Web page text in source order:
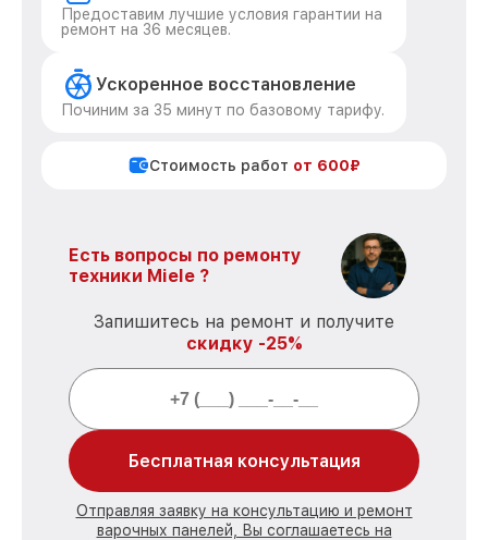
Предоставим лучшие условия гарантии на
ремонт на 36 месяцев.
Ускоренное восстановление
Починим за 35 минут по базовому тарифу.
Стоимость работ от 600₽
Есть вопросы по ремонту
техники Miele ?
Запишитесь на ремонт и получите
скидку -25%
Бесплатная консультация
Отправляя заявку на консультацию и ремонт
варочных панелей, Вы соглашаетесь на